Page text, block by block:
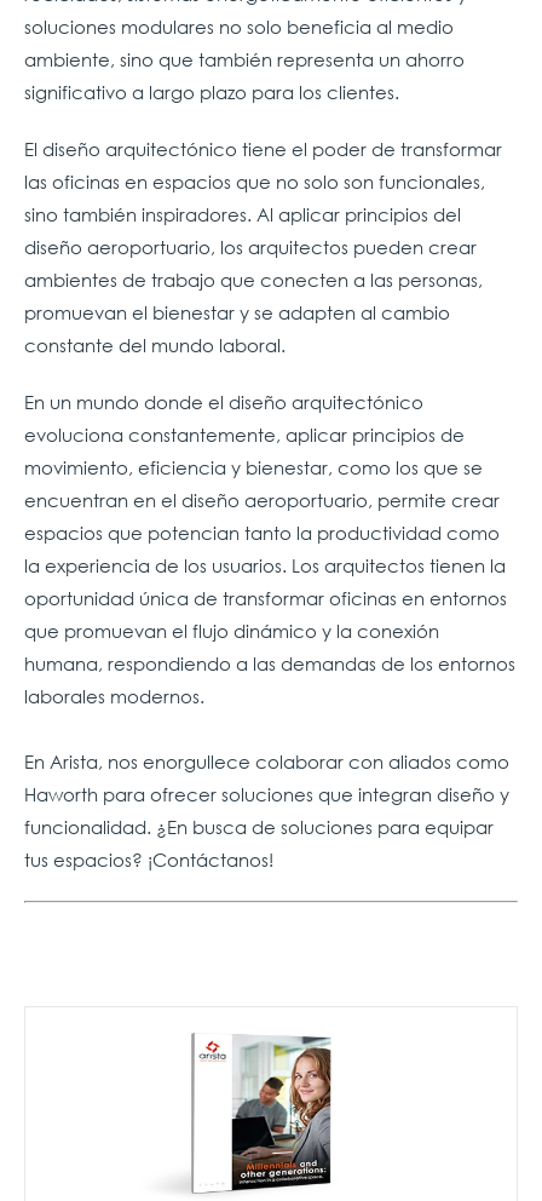
soluciones modulares no solo beneficia al medio
ambiente, sino que también representa un ahorro
significativo a largo plazo para los clientes.
El diseño arquitectónico tiene el poder de transformar
las oficinas en espacios que no solo son funcionales,
sino también inspiradores. Al aplicar principios del
diseño aeroportuario, los arquitectos pueden crear
ambientes de trabajo que conecten a las personas,
promuevan el bienestar y se adapten al cambio
constante del mundo laboral.
En un mundo donde el diseño arquitectónico
evoluciona constantemente, aplicar principios de
movimiento, eficiencia y bienestar, como los que se
encuentran en el diseño aeroportuario, permite crear
espacios que potencian tanto la productividad como
la experiencia de los usuarios. Los arquitectos tienen la
oportunidad única de transformar oficinas en entornos
que promuevan el flujo dinámico y la conexión
humana, respondiendo a las demandas de los entornos
laborales modernos.
En Arista, nos enorgullece colaborar con aliados como
Haworth para ofrecer soluciones que integran diseño y
funcionalidad. ¿En busca de soluciones para equipar
tus espacios? ¡Contáctanos!